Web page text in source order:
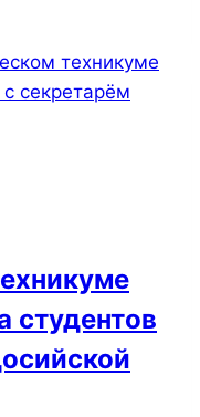
студентов